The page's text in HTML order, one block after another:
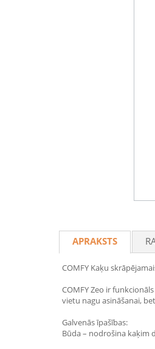
APRAKSTS
COMFY Kaķu
COMFY Zeo ir
vietu nagu asināšanai,
Galvenās īpašības:
Būda – nodrošina kaķim